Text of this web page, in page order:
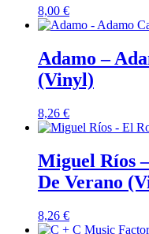
8,00 €
Adamo –
(Vinyl)
8,26 €
Miguel Ríos
De Verano
8,26 €